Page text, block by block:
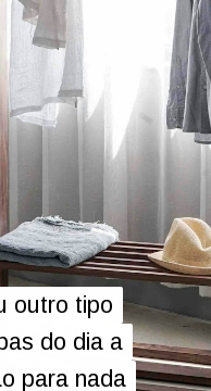
outro tipo
do dia a
para nada
outro tipo
do dia a
para nada